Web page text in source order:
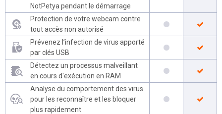
NotPetya pendant le démarrage
Protection de votre webcam contre
tout accès non autorisé
Prévenez l’infection de virus apporté
par clés USB
Détectez un processus malveillant
en cours d'exécution en RAM
Analyse du comportement des virus
pour les reconnaître et les bloquer
plus rapidement